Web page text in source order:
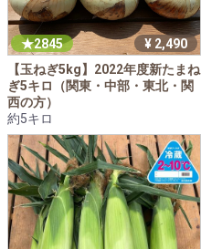
2845
¥ 2,490
【玉ねぎ5kg】2022年度新たまね
ぎ5キロ（関東・中部・東北・関
西の方）
約5キロ